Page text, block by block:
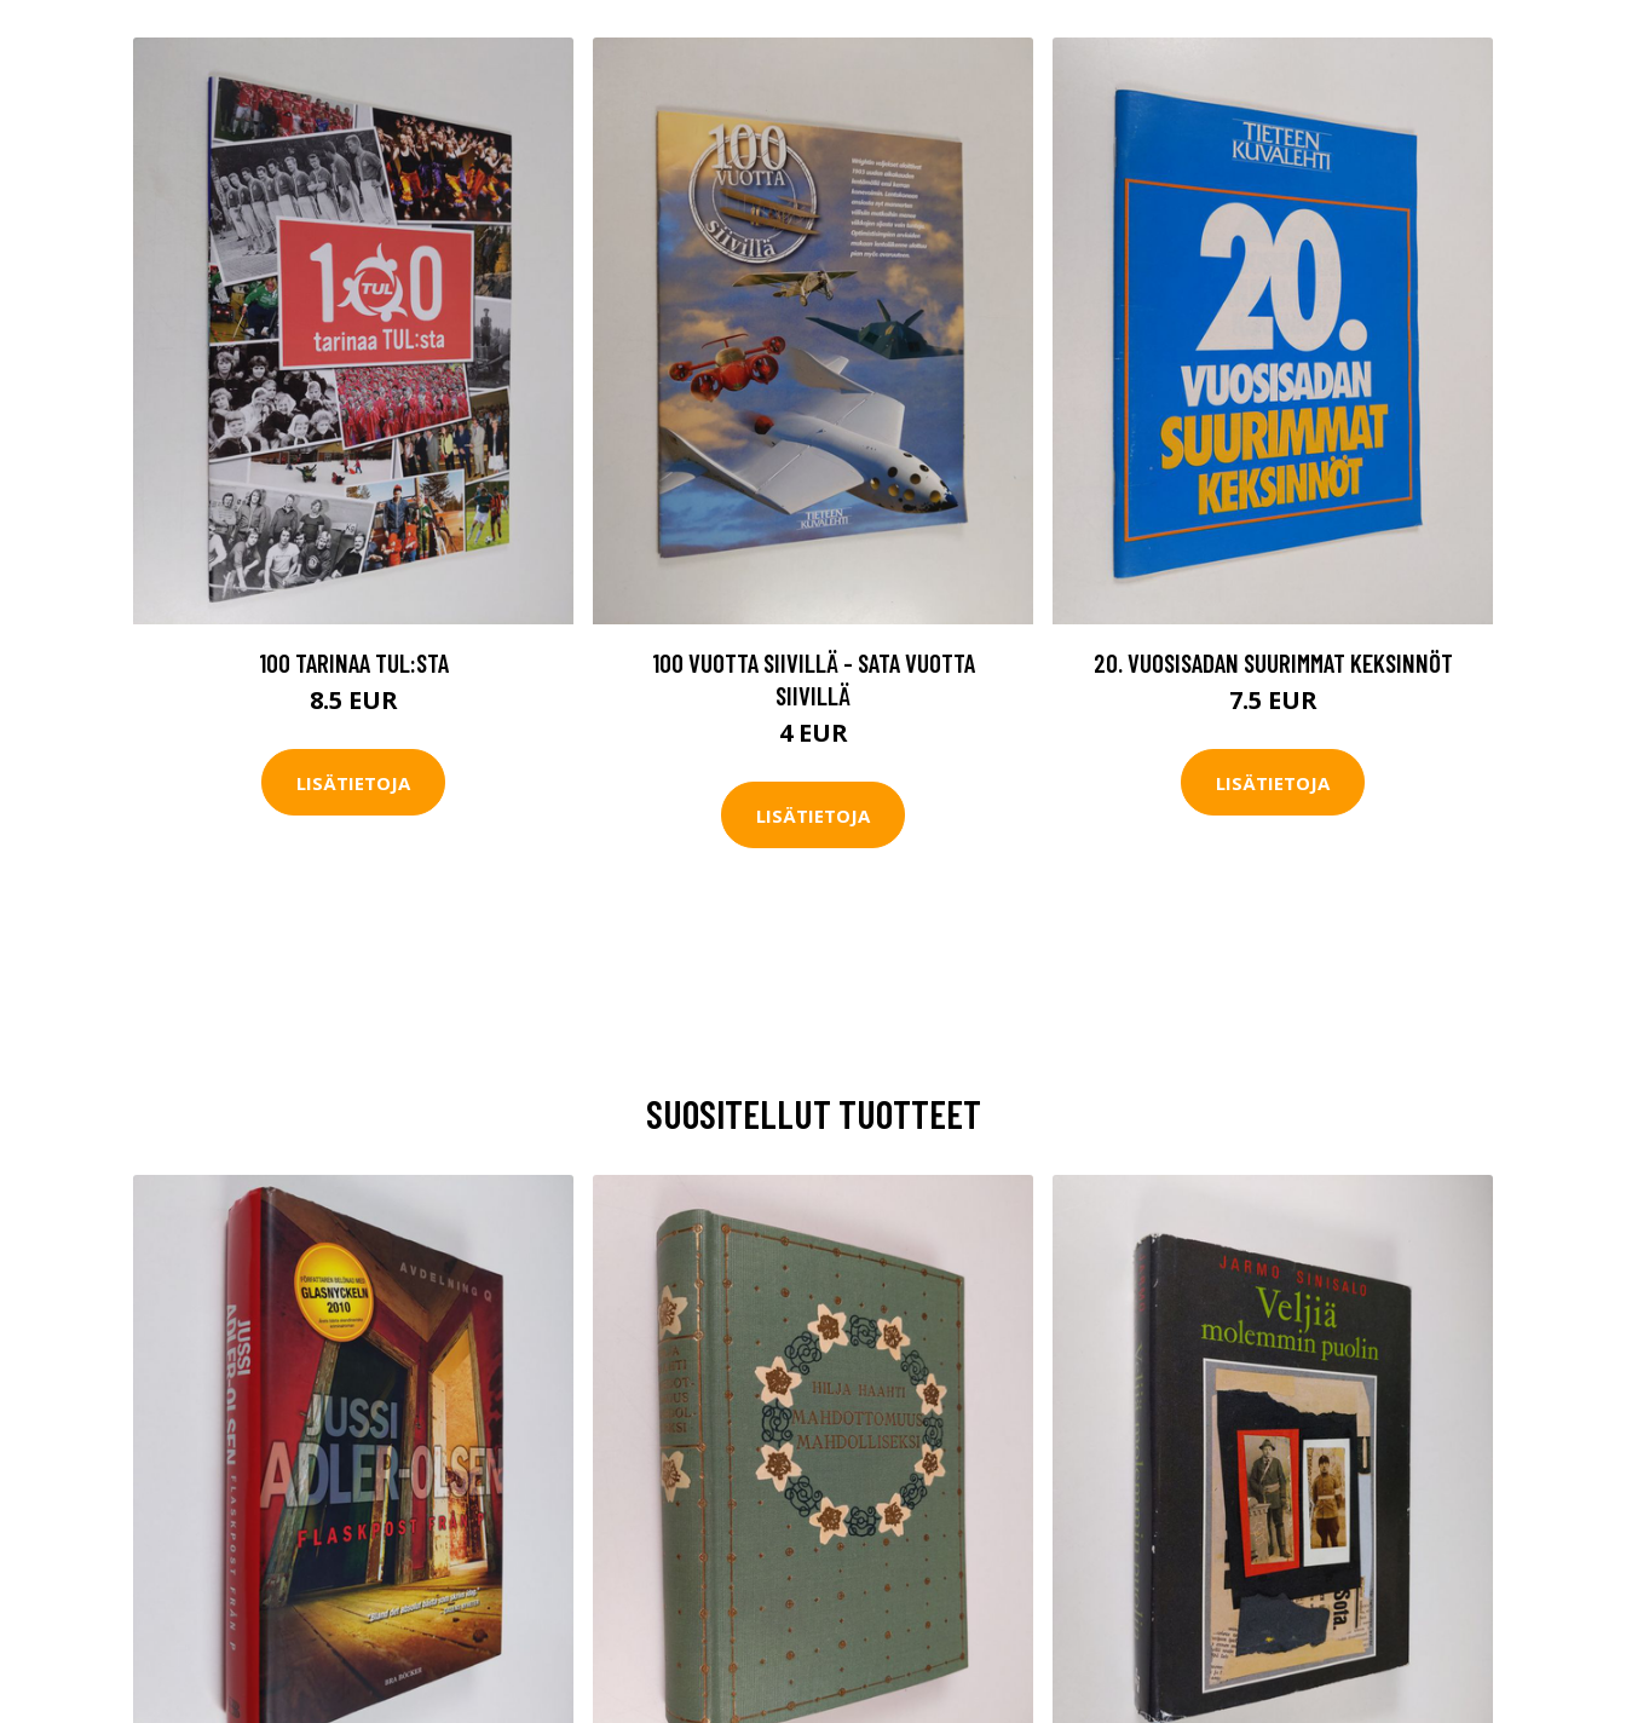
100 TARINAA TUL:STA
8.5 EUR
LISÄTIETOJA
100 VUOTTA SIIVILLÄ - SATA VUOTTA
SIIVILLÄ
4 EUR
LISÄTIETOJA
20. VUOSISADAN SUURIMMAT KEKSINNÖT
7.5 EUR
LISÄTIETOJA
SUOSITELLUT TUOTTEET